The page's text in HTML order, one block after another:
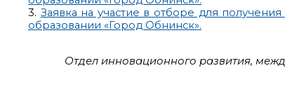
3. Заявка на участие в отборе для
образовании «Город Обнинск».
Отдел инновационного развития,